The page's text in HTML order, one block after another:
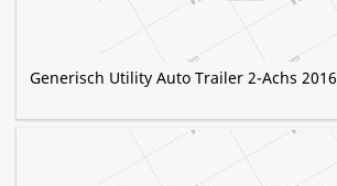
Generisch Utility Auto Trailer 2-Achs 2016